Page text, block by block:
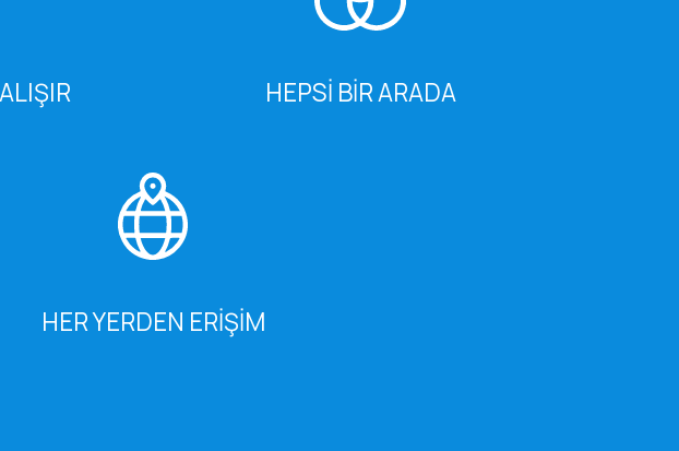
HEPSI BIR ARADA
HER YERDEN ERIŞIM